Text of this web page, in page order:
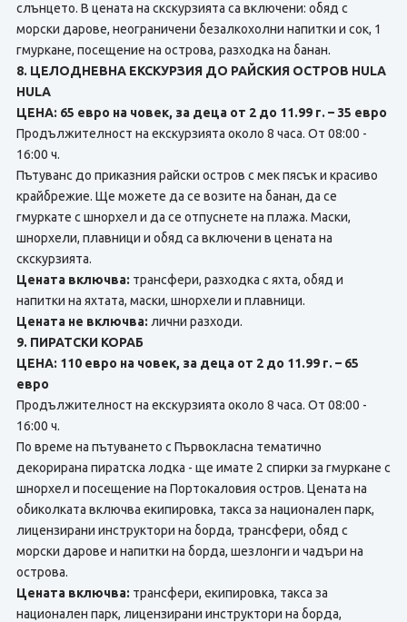
слънцето. В цената на скскурзията сa включени: обяд с
морски дарове, неограничени безалкохолни напитки и сок, 1
гмуркане, посещение на острова, разходка на банан.
8. ЦЕЛОДНЕВНА ЕКСКУРЗИЯ ДО РАЙСКИЯ ОСТРОВ HULA
HULA
ЦЕНА: 65 евро на човек, за деца от 2 до 11.99 г. – 35 евро
Продължителност на екскурзията около 8 часа. От 08:00 -
16:00 ч.
Пътуванс до приказния райски остров с мек пясък и красиво
крайбрежие. Ще можете да ce возите на банан, да ce
гмуркате с шнорхел и да ce отпуснете нa плажа. Маски,
шнорхели, плавници и обяд са включени в цената на
скскурзията.
Цената включва: трансфери, разходка с яхта, обяд и
напитки на яхтата, маски, шнорхели и плавници.
Цената не включва: лични разходи.
9. ПИРАТСКИ КОРАБ
ЦЕНА: 110 евро на човек, за деца от 2 до 11.99 г. – 65
евро
Продължителност на екскурзията около 8 часа. От 08:00 -
16:00 ч.
По време на пътуването с Първокласна тематично
декорирана пиратска лодка - ще имате 2 спирки за гмуркане с
шнорхел и посещение на Портокаловия остров. Цената на
обиколката включва екипировка, такса за национален парк,
лицензирани инструктори на борда, трансфери, обяд с
морски дарове и напитки на борда, шезлонги и чадъри на
острова.
Цената включва: трансфери, екипировка, такса за
национален парк, лицензирани инструктори на борда,